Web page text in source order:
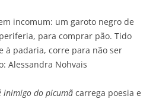
incomum: um garoto negro de
para comprar pão. Tido
à padaria, corre para não ser
Alessandra Nohvais
inimigo do picumã carrega poesia e